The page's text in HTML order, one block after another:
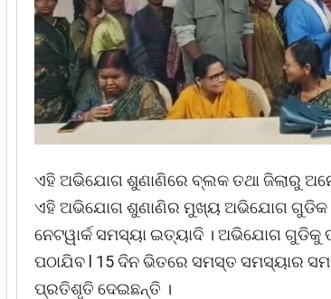
ଏହି ଅଭିଯୋଗ ଶୁଣାଣିରେ ବ୍ଲକ ତଥା ଜିଲାରୁ
ଏହି ଅଭିଯୋଗ ଶୁଣାଣିର ମୁଖ୍ୟ ଅଭିଯୋଗ ଗୁଡିକ
ନେଟୱାର୍କ ସମସ୍ୟା ଇତ୍ୟାଦି । ଅଭିଯୋଗ ଗୁଡିକୁ
ପଠାଯିବ l 15 ଦିନ ଭିତରେ ସମସ୍ତ ସମସ୍ୟାର
ପ୍ରତିଶୃତି ଦେଇଛନ୍ତି ।